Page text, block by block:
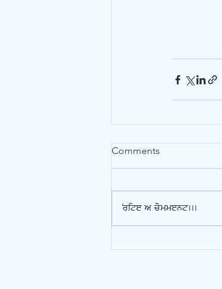
Comments
Write a comment...